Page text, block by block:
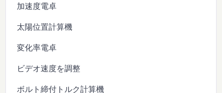
加速度電卓
太陽位置計算機
変化率電卓
ビデオ速度を調整
ボルト締付トルク計算機